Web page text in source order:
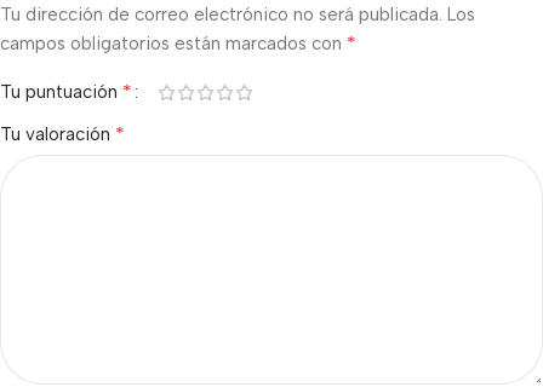
Tu dirección de correo electrónico no será publicada. Los
campos obligatorios están marcados con *
Tu puntuación *
Tu valoración *